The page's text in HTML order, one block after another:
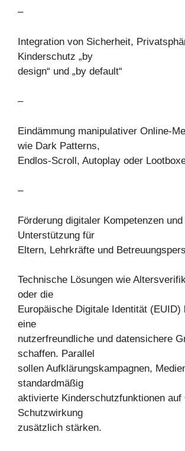
–
Integration von Sicherheit,
Kinderschutz „by
design“ und „by default“
–
Eindämmung manipulativer Online-
wie Dark Patterns,
Endlos-Scroll, Autoplay oder
–
Förderung digitaler Kompetenzen
Unterstützung für
Eltern, Lehrkräfte und
Technische Lösungen wie
oder die
Europäische Digitale Identität (EUID)
eine
nutzerfreundliche und datensichere
schaffen. Parallel
sollen Aufklärungskampagnen,
standardmäßig
aktivierte Kinderschutzfunktionen auf
Schutzwirkung
zusätzlich stärken.